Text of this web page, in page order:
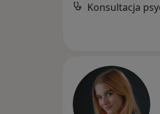
Konsultacja